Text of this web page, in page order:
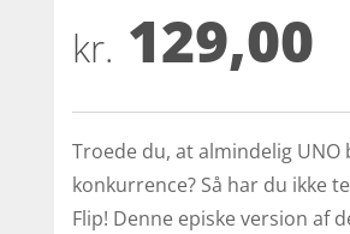
på
kundebed
kr. 129,00
Troede du, at almindelig UNO
konkurrence? Så har du ikke
Flip! Denne episke version af